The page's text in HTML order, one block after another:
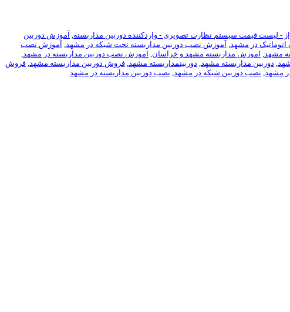
- لیست قیمت سیستم نظارت تصویری - واردکننده دوربین مداربسته آموزش دوربین
در مشهد آموزش نصب دوربین مداربسته تحت شبکه در مشهد
آموزش نصب
مشهد اموزش مداربسته مشهد و خراسان اموزش نصب دوربین مداربسته در مشهد
دوربین مداربسته مشهد دوربینمداربسته مشهد فروش دوربین مداربسته مشهد فروش
مشهد نصب دوربین شبکه در مشهد نصب دوربین مداربسته در مشهد